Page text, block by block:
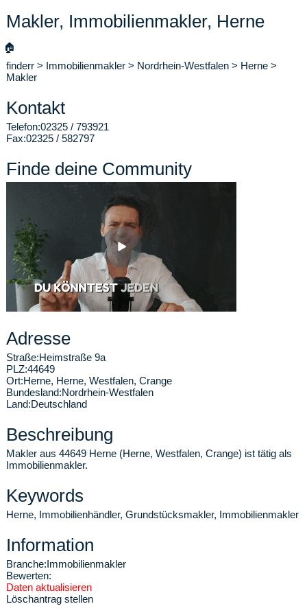
Makler, Immobilienmakler, Herne
🏠
finderr > Immobilienmakler > Nordrhein-Westfalen > Herne >
Makler
Kontakt
Telefon:02325 / 793921
Fax:02325 / 582797
Finde deine Community
Adresse
Straße:Heimstraße 9a
PLZ:44649
Ort:Herne, Herne, Westfalen, Crange
Bundesland:Nordrhein-Westfalen
Land:Deutschland
Beschreibung
Makler aus 44649 Herne (Herne, Westfalen, Crange) ist tätig als
Immobilienmakler.
Keywords
Herne, Immobilienhändler, Grundstücksmakler, Immobilienmakler
Information
Branche:Immobilienmakler
Bewerten:
Daten aktualisieren
Löschantrag stellen